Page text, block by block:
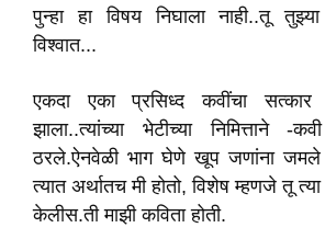
पुन्हा हा विषय निघाला नाही..तू तुझ्या
विश्वात...
एकदा एका प्रसिध्द कवींचा
झाला..त्यांच्या भेटीच्या निमित्ताने -
ठरले.ऐनवेळी भाग घेणे खूप जणांना जमले
त्यात अर्थातच मी होतो, विशेष म्हणजे तू
केलीस.ती माझी कविता होती.